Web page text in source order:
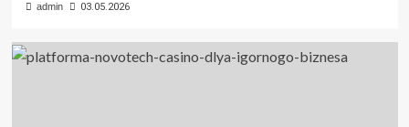
admin 03.05.2026